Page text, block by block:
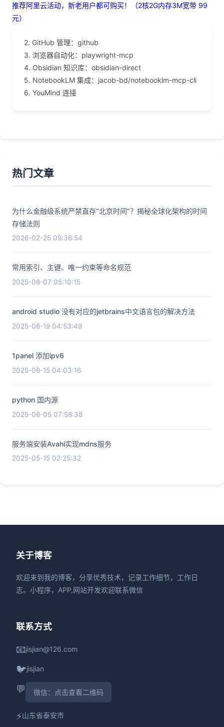
推荐阿里云活动，新老用户都可购买！（2核2G内存3M宽带 99
元）
2. GitHub 管理：github
3. 浏览器自动化：playwright-mcp
4. Obsidian 知识库：obsidian-direct
5. NotebookLM 集成：jacob-bd/notebooklm-mcp-cli
6. YouMind 连接
热门文章
为什么金融级系统严禁直存“北京时间”？揭秘全球化架构的时间
存储法则
2026-02-25 09:36:54
常用索引、主键、唯一约束等命名规范
2025-08-07 05:10:15
android studio 没有对应的jetbrains中文语言包的解决方法
2025-06-19 04:53:49
1panel 添加ipv6
2025-06-15 04:03:16
python 国内源
2025-06-05 07:58:38
服务端安装Avahi实现mdns服务
2025-05-15 02:25:32
关于博客
欢迎来到我的博客，分享优秀技术，记录工作细节，工作日
志。小程序，APP,网站开发欢迎联系微信
联系方式
📧jisjian@126.com
🐦jisjian
💬 微信：点击查看二维码
⚡山东省泰安市